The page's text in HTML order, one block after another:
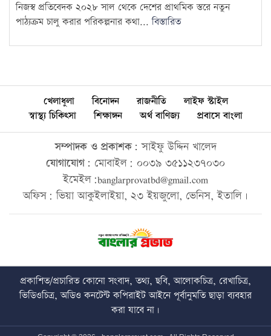
নিজস্ব প্রতিবেদক ২০২৮ সাল থেকে দেশের প্রাথমিক স্তরে নতুন
পাঠ্যক্রম চালু করার পরিকল্পনার কথা...বিস্তারিত
খেলাধুলা বিনোদন রাজনীতি
লাইফ স্টাইল
স্বাস্থ্য চিকিৎসা
শিক্ষাঙ্গন অর্থ বাণিজ্য প্রবাসে বাংলা
সম্পাদক ও প্রকাশক: সাইফু উদ্দিন খালেদ
যোগাযোগ: মোবাইল: ০০৩৯ ৩৫১১২৩৭০৩০
ইমেইল:banglarprovatbd@gmail.com
অফিস: ভিয়া আকুইলাইয়া, ২৩ ইয়জুলো, ভেনিস, ইতালি।
প্রকাশিত/প্রচারিত কোনো সংবাদ, তথ্য, ছবি, আলোকচিত্র, রেখাচিত্র,
ভিডিওচিত্র, অডিও কনটেন্ট কপিরাইট আইনে পূর্বানুমতি ছাড়া ব্যবহার
করা যাবে না।